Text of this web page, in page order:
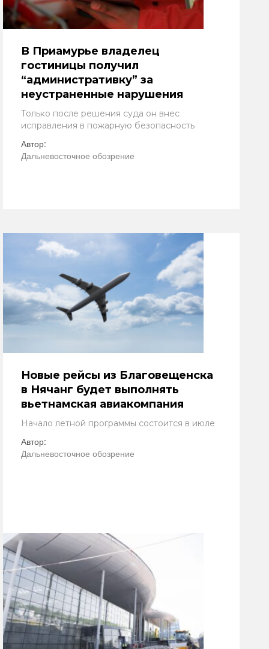
В Приамурье владелец
гостиницы получил
“административку” за
неустраненные нарушения
Только после решения суда он внес
исправления в пожарную безопасность
Автор:
Дальневосточное обозрение
Новые рейсы из Благовещенска
в Нячанг будет выполнять
вьетнамская авиакомпания
Начало летной программы состоится в июле
Автор:
Дальневосточное обозрение